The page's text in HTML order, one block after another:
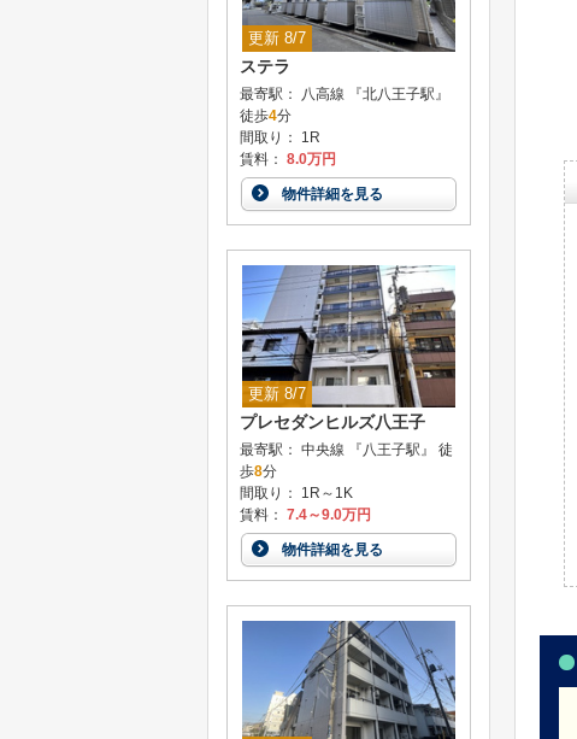
更新 8/7
ステラ
最寄駅： 八高線 『北八王子駅』
徒歩4分
間取り： 1R
賃料： 8.0万円
物件詳細を見る
更新 8/7
プレセダンヒルズ八王子
最寄駅： 中央線 『八王子駅』 徒
歩8分
間取り： 1R～1K
賃料： 7.4～9.0万円
物件詳細を見る